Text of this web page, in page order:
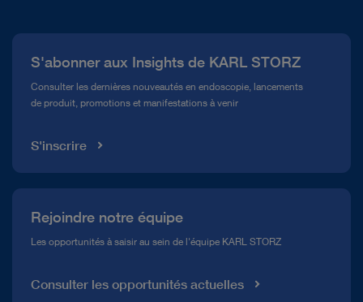
Service télé-assistance Conformité
Médiathèque
S'abonner aux Insights de KARL STORZ
Consulter les dernières nouveautés en endoscopie, lancements
de produit, promotions et manifestations à venir
S'inscrire
Rejoindre notre équipe
Les opportunités à saisir au sein de l'équipe KARL STORZ
Consulter les opportunités actuelles